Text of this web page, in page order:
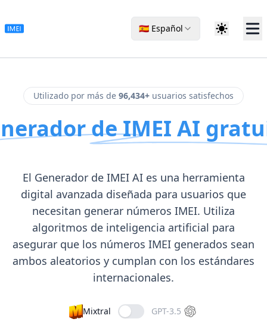
🇪🇸 Español
Utilizado por más de 96,434+ usuarios satisfechos
de IMEI AI
El Generador de IMEI AI es una herramienta
digital avanzada diseñada para usuarios que
necesitan generar números IMEI. Utiliza
algoritmos de inteligencia artificial para
asegurar que los números IMEI generados sean
ambos aleatorios y cumplan con los estándares
internacionales.
Mixtral GPT-3.5